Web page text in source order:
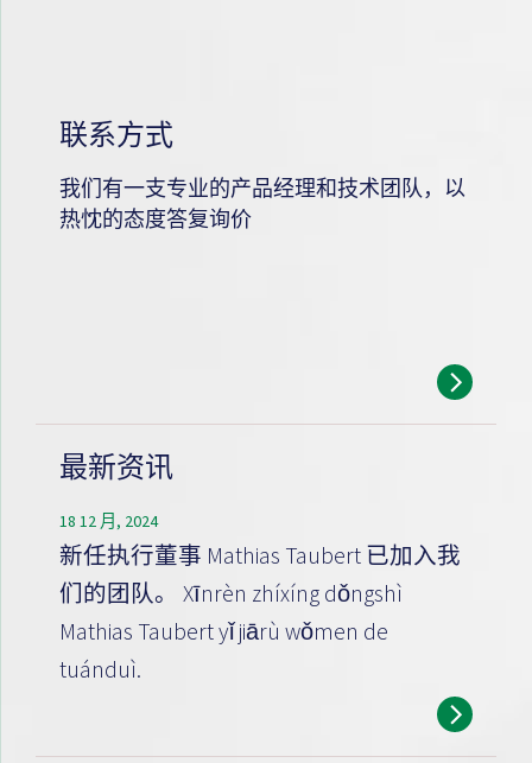
联系方式
我们有一支专业的产品经理和技术团队，以
热忱的态度答复询价
最新资讯
18 12 月, 2024
新任执行董事 Mathias Taubert 已加入我
们的团队。 Xīnrèn zhíxíng dǒngshì
Mathias Taubert yǐ jiārù wǒmen de
tuánduì.